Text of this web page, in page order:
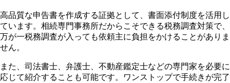
高品質な申告書を作成する証拠として、 書面添付制度を活用 し
ています。相続専門事務所だからこそできる税務調査対策で、
万が一税務調査が入っても依頼主に負担をかけることがありま
せん。
また、司法書士、弁護士、不動産鑑定士などの専門家を必要に
応じて紹介することも可能です。
ワンストップで手続きが完了